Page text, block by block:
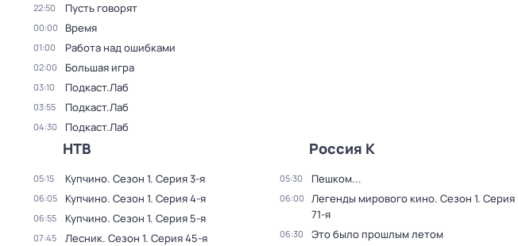
22:50 Пусть говорят
00:00 Время
01:00 Работа над ошибками
02:00 Большая игра
03:10 Подкаст.Лаб
03:55 Подкаст.Лаб
04:30 Подкаст.Лаб
НТВ
05:15 Купчино. Сезон 1. Серия 3-я
06:05 Купчино. Сезон 1. Серия 4-я
06:55 Купчино. Сезон 1. Серия 5-я
07:45 Лесник. Сезон 1. Серия 45-я
Россия К
05:30 Пешком...
06:00 Легенды мирового кино. Сезон 1. Серия
71-я
06:30 Это было прошлым летом